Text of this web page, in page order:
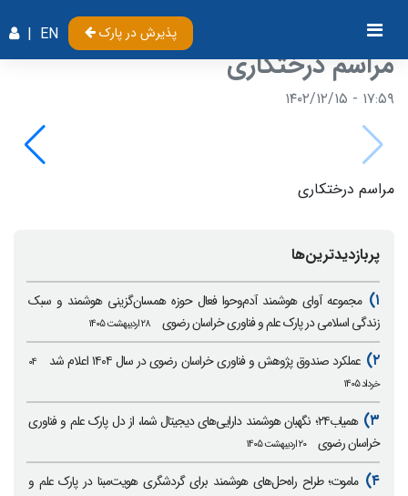
EN
| پذیرش در پارک
مراسم درختکاری
۱۷:۵۹ - ۱۴۰۲/۱۲/۱۵
مراسم درختکاری
پربازدیدترین‌ها
۱)
مجموعه آوای هوشمند آدم‌وحوا فعال حوزه همسان‌گزینی هوشمند و سبک
زندگی اسلامی در پارک علم و فناوری خراسان رضوی
۲۸ اردیبهشت ۱۴۰۵
۲) عملکرد صندوق پژوهش و فناوری خراسان رضوی در سال ۱۴۰۴ اعلام شد
۰۴
خرداد ۱۴۰۵
۳)
همیاب۲۴؛ نگهبان هوشمند دارایی‌های دیجیتال شما، از دل پارک علم و فناوری
خراسان رضوی
۲۰ اردیبهشت ۱۴۰۵
۴)
ماموت؛ طراح راه‌حل‌های هوشمند برای گردشگری هویت‌مبنا در پارک علم و